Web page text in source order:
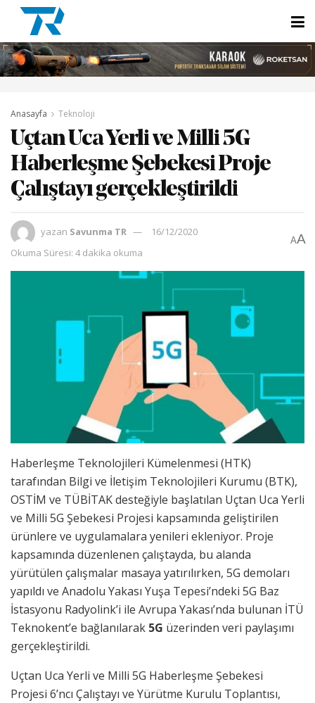
Anasayfa Teknoloji
Uçtan Uca Yerli ve Milli 5G
Haberleşme Şebekesi Proje
Çalıştayı gerçekleştirildi
yazan Savunma TR
16/12/2020
Okuma Süresi: 4 dakika okuma
AA
Haberleşme Teknolojileri Kümelenmesi (HTK)
tarafından Bilgi ve İletişim Teknolojileri Kurumu (BTK),
OSTİM ve TÜBİTAK desteğiyle başlatılan Uçtan Uca Yerli
ve Milli 5G Şebekesi Projesi kapsamında geliştirilen
ürünlere ve uygulamalara yenileri ekleniyor. Proje
kapsamında düzenlenen çalıştayda, bu alanda
yürütülen çalışmalar masaya yatırılırken, 5G demoları
yapıldı ve Anadolu Yakası Yuşa Tepesi’ndeki 5G Baz
İstasyonu Radyolink’i ile Avrupa Yakası’nda bulunan İTÜ
Teknokent’e bağlanılarak 5G üzerinden veri paylaşımı
gerçekleştirildi.
Uçtan Uca Yerli ve Milli 5G Haberleşme Şebekesi
Projesi 6’ncı Çalıştayı ve Yürütme Kurulu Toplantısı,